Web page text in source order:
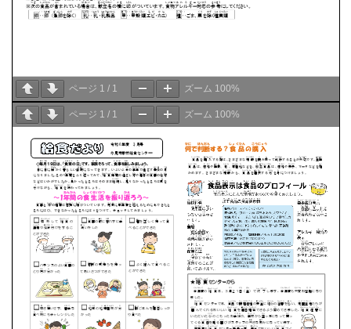
ページ 1 / 1 ズーム 100%
ページ 1 / 1 ズーム 100%